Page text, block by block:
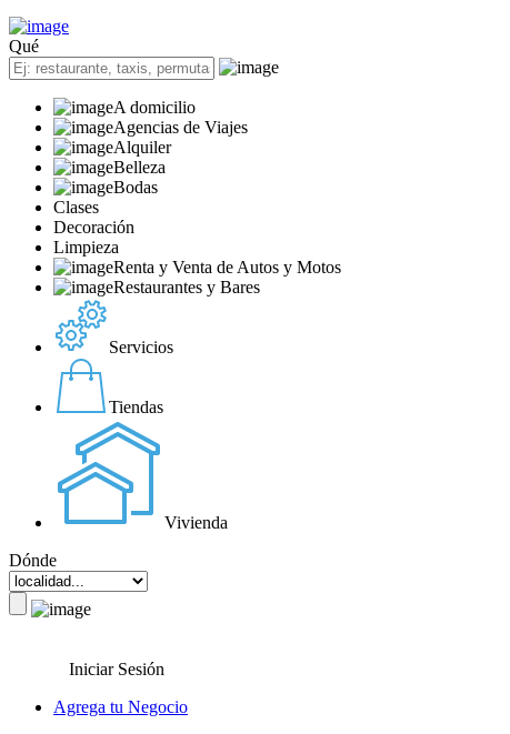
Qué
A domicilio
Agencias de Viajes
Alquiler
Belleza
Bodas
Clases
Decoración
Limpieza
Renta y Venta de Autos y Motos
Restaurantes y Bares
Servicios
Tiendas
Vivienda
Dónde
Iniciar Sesión
Agrega tu Negocio